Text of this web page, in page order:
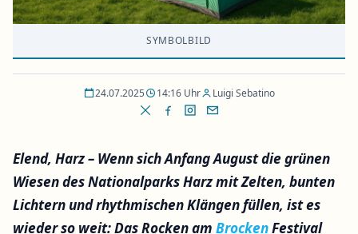
SYMBOLBILD
24.07.2025 14:16 Uhr Luigi Sebatino
Elend, Harz – Wenn sich Anfang August die grünen
Wiesen des Nationalparks Harz mit Zelten, bunten
Lichtern und rhythmischen Klängen füllen, ist es
wieder so weit: Das Rocken am BrockenFestival